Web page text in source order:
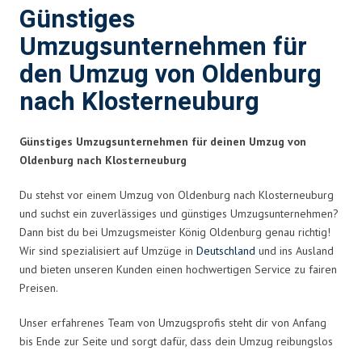
Günstiges
Umzugsunternehmen für
den Umzug von Oldenburg
nach Klosterneuburg
Günstiges Umzugsunternehmen für deinen Umzug von
Oldenburg nach Klosterneuburg
Du stehst vor einem Umzug von Oldenburg nach Klosterneuburg
und suchst ein zuverlässiges und günstiges Umzugsunternehmen?
Dann bist du bei Umzugsmeister König Oldenburg genau richtig!
Wir sind spezialisiert auf Umzüge in Deutschland und ins Ausland
und bieten unseren Kunden einen hochwertigen Service zu fairen
Preisen.
Unser erfahrenes Team von Umzugsprofis steht dir von Anfang
bis Ende zur Seite und sorgt dafür, dass dein Umzug reibungslos